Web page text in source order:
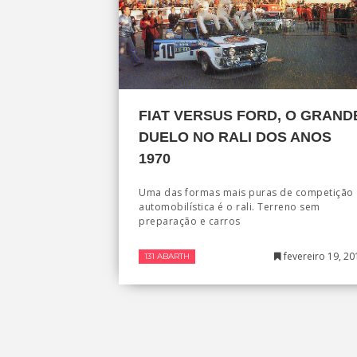
FIAT VERSUS FORD, O
DUELO NO RALI DOS ANOS
1970
Uma das formas mais puras de competição
automobilística é o rali. Terreno sem
preparação e carros
131 ABARTH fevereiro 19,